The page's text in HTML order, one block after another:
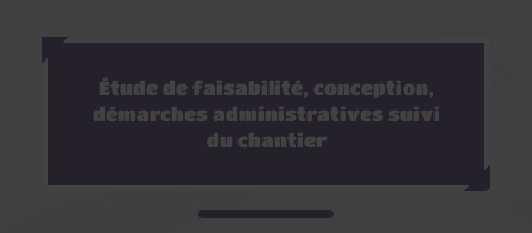
Étude de faisabilité, conception,
démarches administratives suivi
du chantier